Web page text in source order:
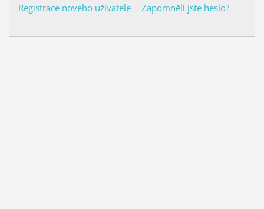
Registrace nového uživatele Zapomněli jste heslo?